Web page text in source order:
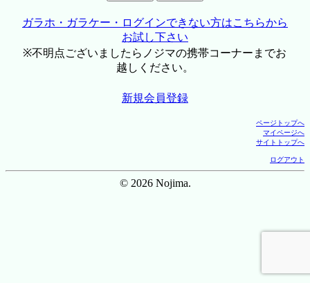
ガラホ・ガラケー・ログインできない方はこちらから
お試し下さい
※不明点ございましたらノジマの携帯コーナーまでお
越しください。
新規会員登録
ページトップへ
マイページへ
サイトトップへ
ログアウト
© 2026 Nojima.